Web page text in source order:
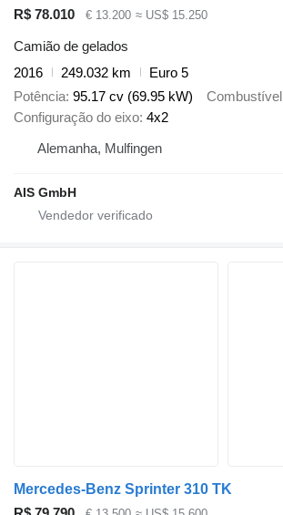
R$ 78.010
€ 13.200 ≈ US$ 15.250
Camião de gelados
2016
249.032 km
Euro 5
Potência 95.17 cv (69.95 kW) Combustível
Configuração do eixo 4x2
Alemanha, Mulfingen
AIS GmbH
Mercedes-Benz Sprinter 310 TK